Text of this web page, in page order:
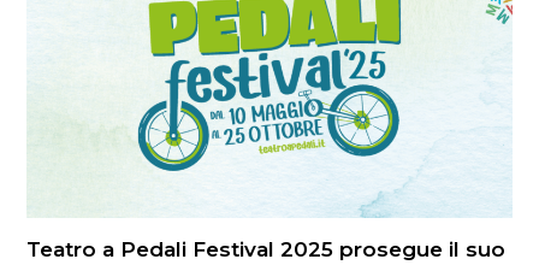
Teatro a Pedali Festival 2025 prosegue il suo